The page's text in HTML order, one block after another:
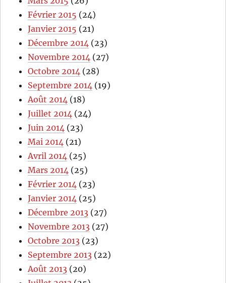
Février 2015 (24)
Janvier 2015 (21)
Décembre 2014 (23)
Novembre 2014 (27)
Octobre 2014 (28)
Septembre 2014 (19)
Août 2014 (18)
Juillet 2014 (24)
Juin 2014 (23)
Mai 2014 (21)
Avril 2014 (25)
Mars 2014 (25)
Février 2014 (23)
Janvier 2014 (25)
Décembre 2013 (27)
Novembre 2013 (27)
Octobre 2013 (23)
Septembre 2013 (22)
Août 2013 (20)